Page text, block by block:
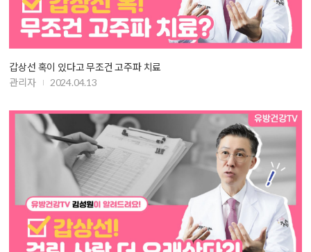
갑상선 혹이 있다고 무조건 고주파 치료
관리자
2024.04.13